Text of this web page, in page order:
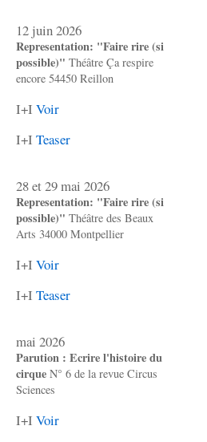
12 juin 2026
Representation: "Faire rire (si
possible)" Théâtre Ça respire
encore 54450 Reillon
I+I Voir
I+I Teaser
28 et 29 mai 2026
Representation: "Faire rire (si
possible)" Théâtre des Beaux
Arts 34000 Montpellier
I+I Voir
I+I Teaser
mai 2026
Parution : Ecrire l'histoire du
cirque N° 6 de la revue Circus
Sciences
I+I Voir